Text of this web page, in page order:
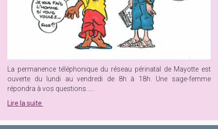
La permanence téléphonique du réseau périnatal de Mayotte est
ouverte du lundi au vendredi de 8h à 18h. Une sage-femme
répondra à vos questions......
Lire la suite